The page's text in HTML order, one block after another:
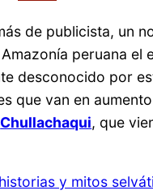
de publicista, un
peruana
desconocido por
que van en
Chullachaqui, que
y mitos